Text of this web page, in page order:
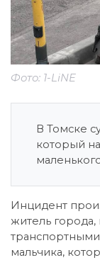
Фото: 1-LiNE
В Томске
который
Инцидент
житель
транспортными
мальчика,